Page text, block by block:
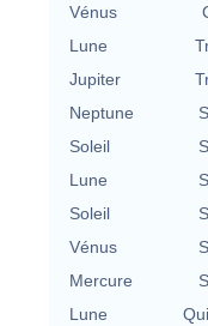
Vénus
Lune
Jupiter
Neptune
Soleil
Lune
Soleil
Vénus
Mercure
Lune